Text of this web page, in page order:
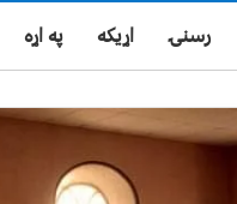
رسنۍ اړیکه په اړه